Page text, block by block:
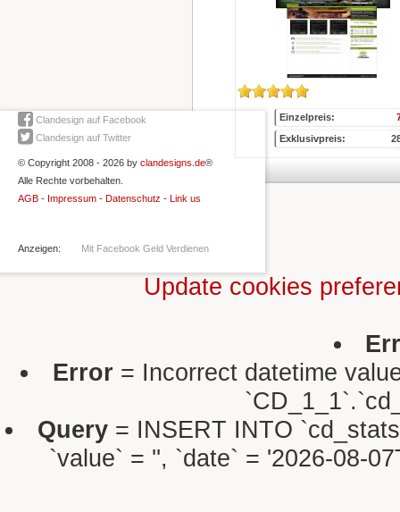
Einzelpreis:
Exklusivpreis:
Clandesign auf Facebook
Clandesign auf Twitter
© Copyright 2008 - 2026 by clandesigns.de®
Alle Rechte vorbehalten.
AGB - Impressum - Datenschutz - Link us
Anzeigen: Mit Facebook Geld Verdienen
Update cookies
Error = Incorrect datetime
Query= INSERT INTO
`value` = '', `date` = '2026-08-